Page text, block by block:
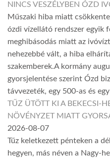
NINCS VESZÉLYBEN ÓZD
Műszaki hiba miatt
ózdi vízellátó rendszer egyik
meghibásodás miatt az
nehezebbé vált, a hiba
szakemberek.A kormány
gyorsjelentése szerint Ózd
távvezeték, egy 500-as és
TŰZ ÜTÖTT KI A BEKECSI-
NÖVÉNYZET MIATT
2026-08-07
Tűz keletkezett pénteken a
hegyen, más néven a Nagy-